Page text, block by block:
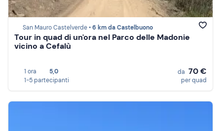
San Mauro Castelverde •6 km da Castelbuono
Tour in quad di un'ora nel Parco delle Madonie
vicino a Cefalù
1 ora
5,0
1-5 partecipanti
da 70 €
per quad